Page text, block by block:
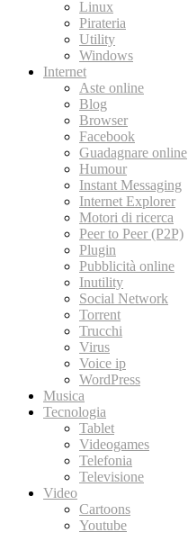
Linux
Pirateria
Utility
Windows
Internet
Aste online
Blog
Browser
Facebook
Guadagnare online
Humour
Instant Messaging
Internet Explorer
Motori di ricerca
Peer to Peer (P2P)
Plugin
Pubblicità online
Inutility
Social Network
Torrent
Trucchi
Virus
Voice ip
WordPress
Musica
Tecnologia
Tablet
Videogames
Telefonia
Televisione
Video
Cartoons
Youtube